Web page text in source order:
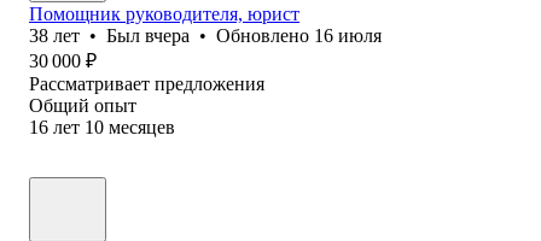
Помощник руководителя, юрист
38 лет • Был вчера • Обновлено 16 июля
30 000 ₽
Рассматривает предложения
Общий опыт
16 лет 10 месяцев